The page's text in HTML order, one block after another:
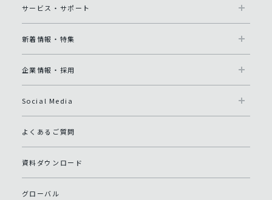
サービス・サポート
新着情報・特集
企業情報・採用
Social Media
よくあるご質問
資料ダウンロード
グローバル